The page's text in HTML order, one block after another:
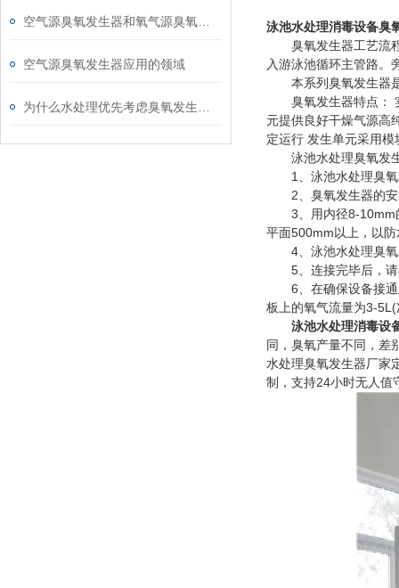
空气源臭氧发生器应用的领域
泳池水处理消毒设备臭
臭氧发生器工艺流程
入游泳池循环主管路。
本系列臭氧发生器是
臭氧发生器特点： 实
元提供良好干燥气源高
定运行 发生单元采用
泳池水处理臭氧发
1、泳池水处理臭氧
2、臭氧发生器的安
3、用内径8-10mm的
平面500mm以上，以
4、泳池水处理臭氧
5、连接完毕后，请
6、在确保设备接通
板上的氧气流量为3-
泳池水处理消毒设
同，臭氧产量不同，差
水处理臭氧发生器厂家
制，支持24小时无人值